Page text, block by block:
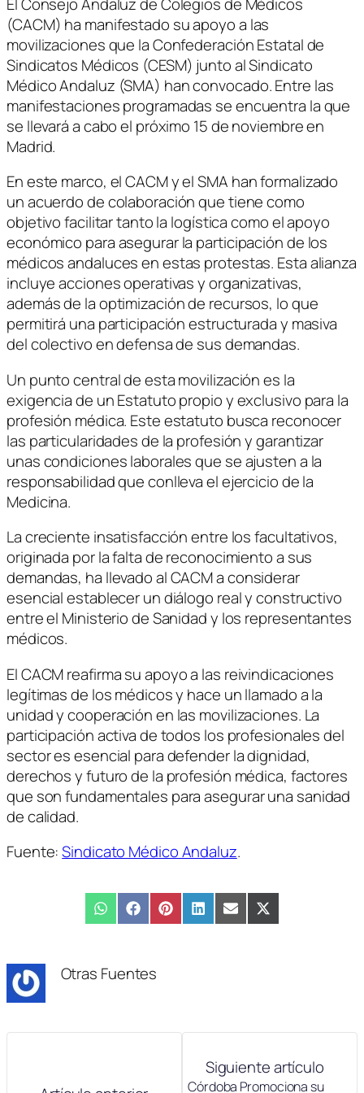
(CACM) ha manifestado su apoyo a las
movilizaciones que la Confederación Estatal de
Sindicatos Médicos (CESM) junto al Sindicato
Médico Andaluz (SMA) han convocado. Entre las
manifestaciones programadas se encuentra la que
se llevará a cabo el próximo 15 de noviembre en
Madrid.
En este marco, el CACM y el SMA han formalizado
un acuerdo de colaboración que tiene como
objetivo facilitar tanto la logística como el apoyo
económico para asegurar la participación de los
médicos andaluces en estas protestas. Esta alianza
incluye acciones operativas y organizativas,
además de la optimización de recursos, lo que
permitirá una participación estructurada y masiva
del colectivo en defensa de sus demandas.
Un punto central de esta movilización es la
exigencia de un Estatuto propio y exclusivo para la
profesión médica. Este estatuto busca reconocer
las particularidades de la profesión y garantizar
unas condiciones laborales que se ajusten a la
responsabilidad que conlleva el ejercicio de la
Medicina.
La creciente insatisfacción entre los facultativos,
originada por la falta de reconocimiento a sus
demandas, ha llevado al CACM a considerar
esencial establecer un diálogo real y constructivo
entre el Ministerio de Sanidad y los representantes
médicos.
El CACM reafirma su apoyo a las reivindicaciones
legítimas de los médicos y hace un llamado a la
unidad y cooperación en las movilizaciones. La
participación activa de todos los profesionales del
sector es esencial para defender la dignidad,
derechos y futuro de la profesión médica, factores
que son fundamentales para asegurar una sanidad
de calidad.
Fuente:Sindicato Médico Andaluz.
Compartir
en
WhatsAppCompartir
en
FacebookCompartir
en
PinterestCompartir
en
LinkedInCompartir
en
EmailCompartir
en
X
(Twitter)
Otras Fuentes
Siguiente artículo
Córdoba Promociona su